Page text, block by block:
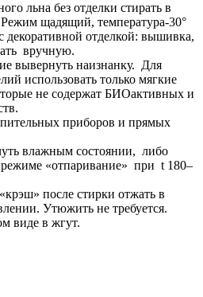
льна без отделки стирать в
щадящий, температура-30°
декоративной отделкой: вышивка,
вручную.
вывернуть наизнанку. Для
использовать только мягкие
не содержат БИОактивных и
приборов и прямых
влажным состоянии, либо
режиме «отпаривание» при t 180–
после стирки отжать в
Утюжить не требуется.
виде в жгут.